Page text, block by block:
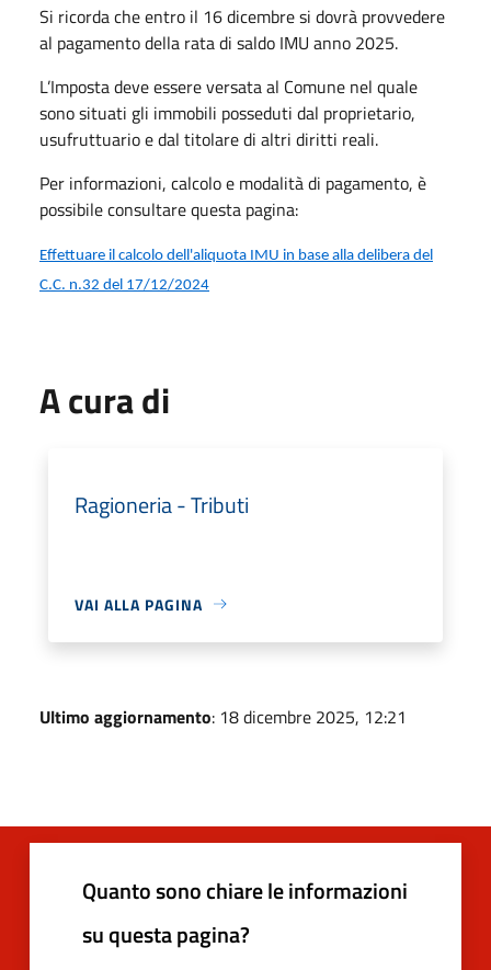
Si ricorda che entro il 16 dicembre si dovrà provvedere
al pagamento della rata di saldo IMU anno 2025.
L’Imposta deve essere versata al Comune nel quale
sono situati gli immobili posseduti dal proprietario,
usufruttuario e dal titolare di altri diritti reali.
Per informazioni, calcolo e modalità di pagamento, è
possibile consultare questa pagina:
Effettuare il calcolo dell'aliquota IMU in base alla delibera del
C.C. n.32 del 17/12/2024
A cura di
Ragioneria - Tributi
VAI ALLA PAGINA
Ultimo aggiornamento: 18 dicembre 2025, 12:21
Quanto sono chiare le informazioni
su questa pagina?